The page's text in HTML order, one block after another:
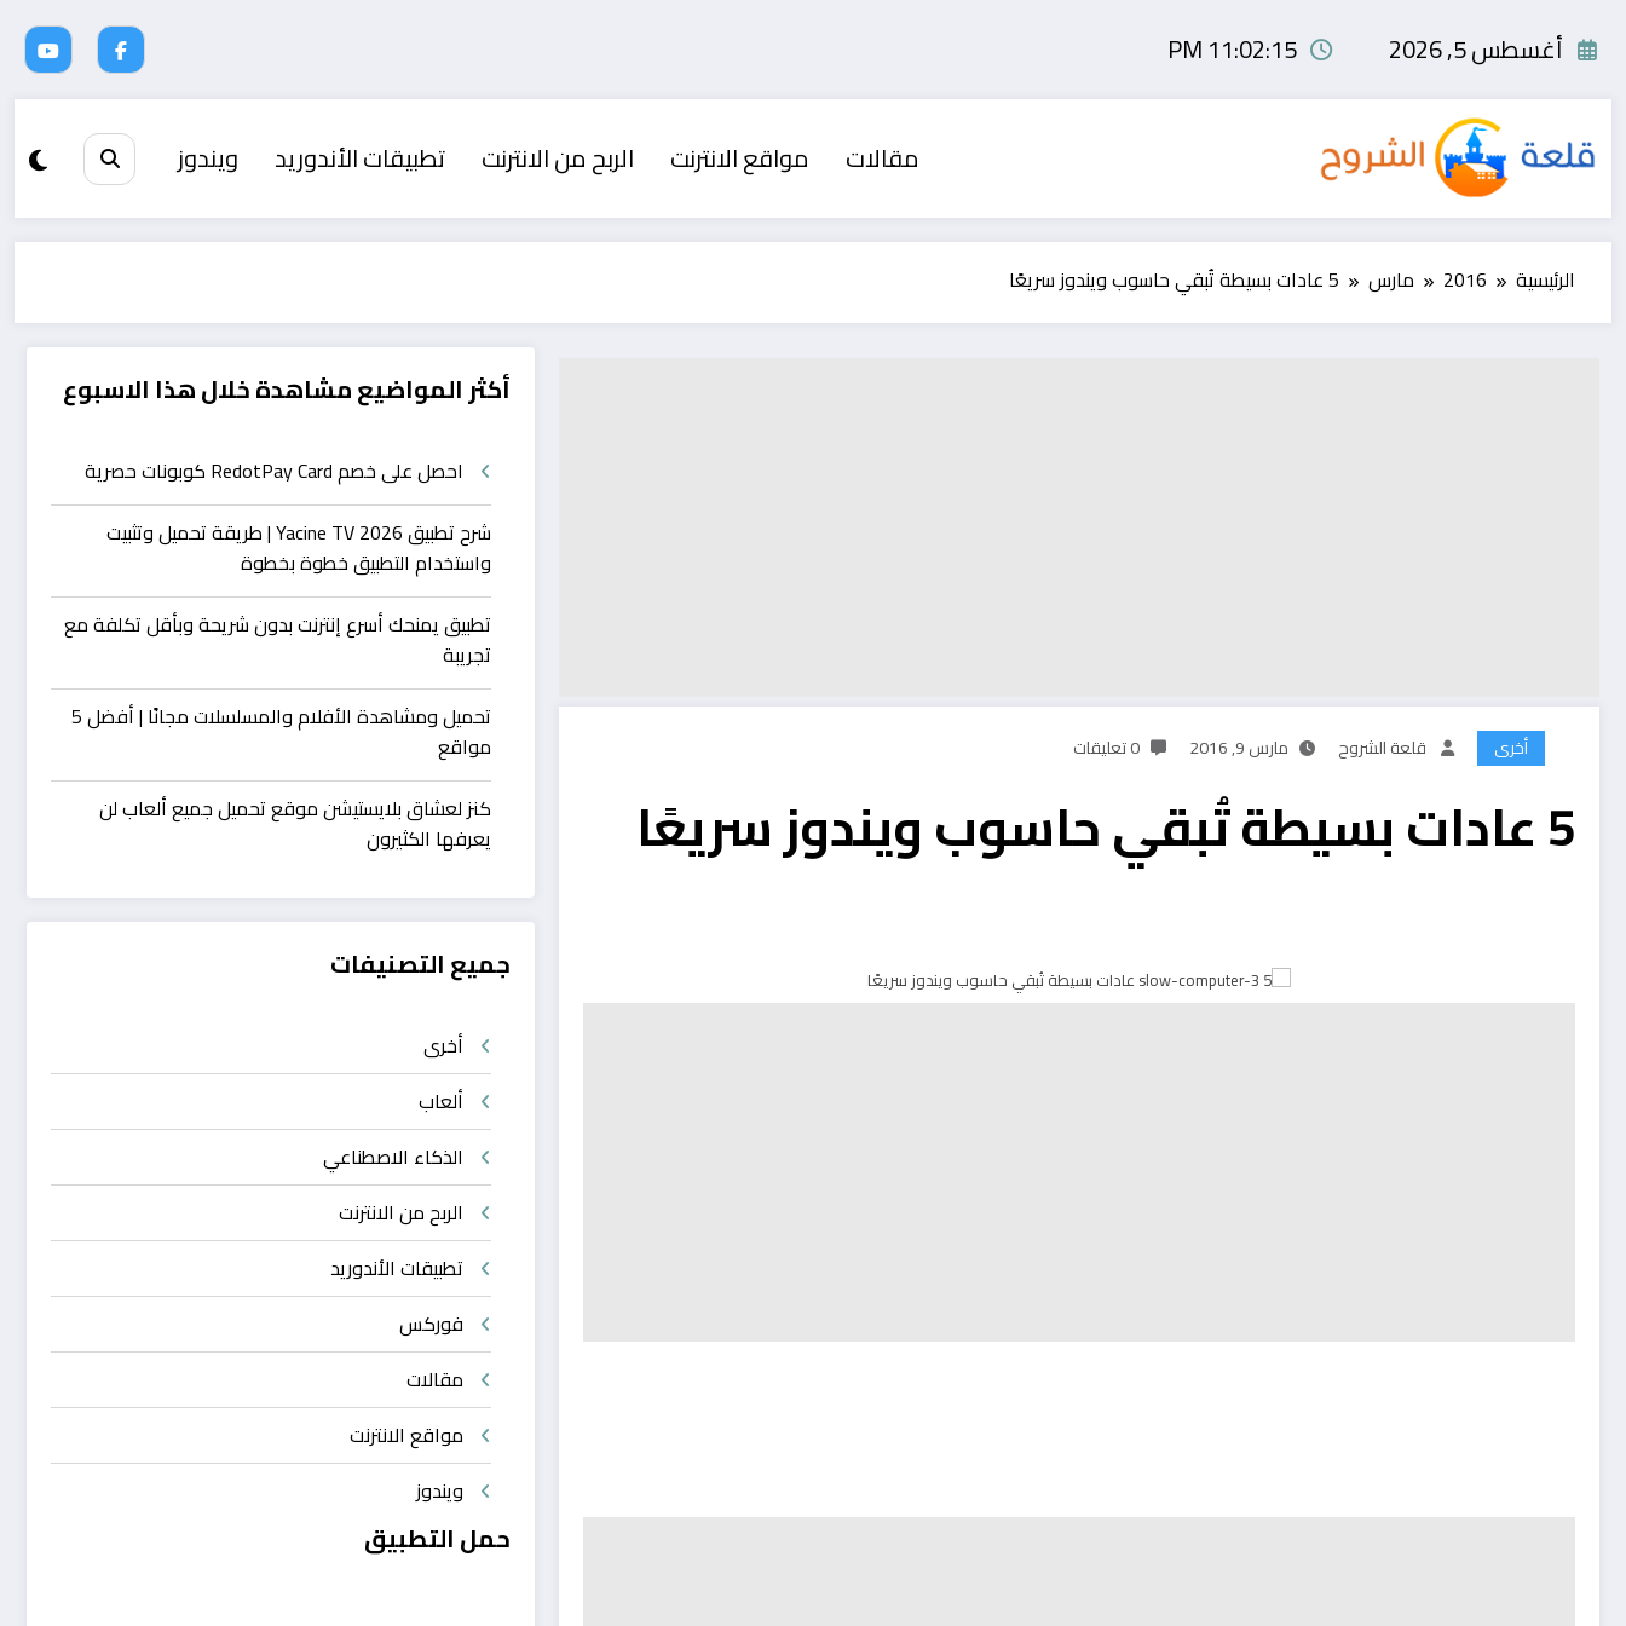
أغسطس 5, 2026 11:02:16 PM
مقالات مواقع الانترنت الربح من الانترنت تطبيقات الأندوريد ويندوز
الرئيسية 2016 مارس 5 عادات بسيطة تُبقي حاسوب ويندوز سريعًا
أخرى قلعة الشروح مارس 9, 2016 0 تعليقات
5 عادات بسيطة تُبقي حاسوب ويندوز سريعًا
أكثر المواضيع مشاهدة خلال هذا الاسبوع
احصل على خصم RedotPay Card كوبونات حصرية
شرح تطبيق Yacine TV 2026 | طريقة تحميل وتثبيت
واستخدام التطبيق خطوة بخطوة
تطبيق يمنحك أسرع إنترنت بدون شريحة وبأقل تكلفة مع
تجريبة
تحميل ومشاهدة الأفلام والمسلسلات مجانًا | أفضل 5
مواقع
كنز لعشاق بلايستيشن موقع تحميل جميع ألعاب لن
يعرفها الكثيرون
جميع التصنيفات
أخرى
ألعاب
الذكاء الاصطناعي
الربح من الانترنت
تطبيقات الأندوريد
فوركس
مقالات
مواقع الانترنت
ويندوز
حمل التطبيق